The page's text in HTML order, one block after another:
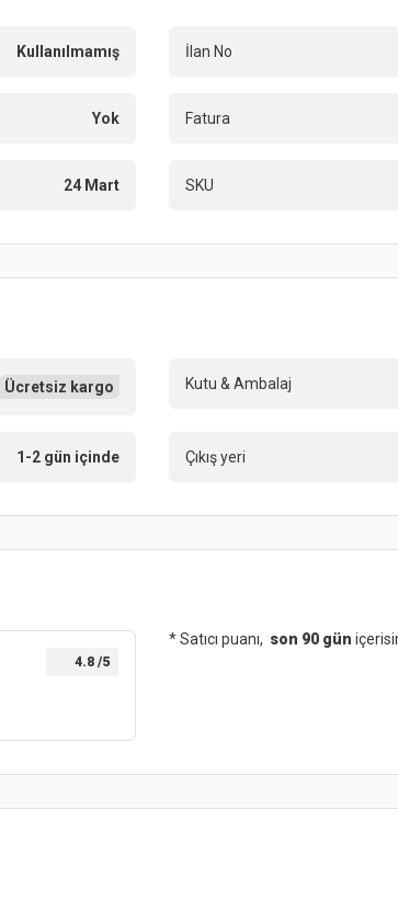
Kullanılmamış İlan No
Yok Fatura
24 Mart SKU
Ücretsiz kargo Kutu & Ambalaj
1-2 gün içinde Çıkış yeri
4.8 /5
* Satıcı puanı, son 90 gün